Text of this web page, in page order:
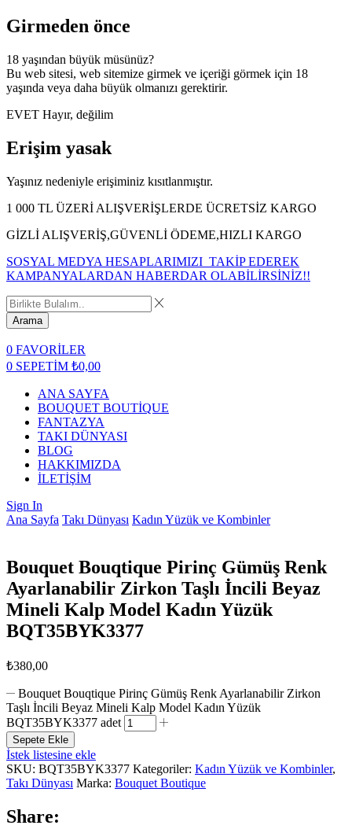
Girmeden önce
18 yaşından büyük müsünüz?
Bu web sitesi, web sitemize girmek ve içeriği görmek için 18
yaşında veya daha büyük olmanızı gerektirir.
EVET Hayır, değilim
Erişim yasak
Yaşınız nedeniyle erişiminiz kısıtlanmıştır.
1 000 TL ÜZERİ ALIŞVERİŞLERDE ÜCRETSİZ KARGO
GİZLİ ALIŞVERİŞ,GÜVENLİ ÖDEME,HIZLI KARGO
SOSYAL MEDYA HESAPLARIMIZI TAKİP EDEREK
KAMPANYALARDAN HABERDAR OLABİLİRSİNİZ!!
Arama
0 FAVORİLER
0 SEPETİM ₺0,00
ANA SAYFA
BOUQUET BOUTİQUE
FANTAZYA
TAKI DÜNYASI
BLOG
HAKKIMIZDA
İLETİŞİM
Sign In
Ana Sayfa Takı Dünyası Kadın Yüzük ve Kombinler
Bouquet Bouqtique Pirinç Gümüş Renk
Ayarlanabilir Zirkon Taşlı İncili Beyaz
Mineli Kalp Model Kadın Yüzük
BQT35BYK3377
₺380,00
Bouquet Bouqtique Pirinç Gümüş Renk Ayarlanabilir Zirkon
Taşlı İncili Beyaz Mineli Kalp Model Kadın Yüzük
BQT35BYK3377 adet
Sepete Ekle
İstek listesine ekle
SKU: BQT35BYK3377 Kategoriler: Kadın Yüzük ve Kombinler,
Takı Dünyası Marka: Bouquet Boutique
Share: